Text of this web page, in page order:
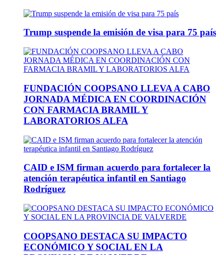
Trump suspende la emisión de visa para 75 país
FUNDACIÓN COOPSANO LLEVA A CABO
JORNADA MÉDICA EN COORDINACIÓN
CON FARMACIA BRAMIL Y
LABORATORIOS ALFA
CAID e ISM firman acuerdo para fortalecer la
atención terapéutica infantil en Santiago
Rodríguez
COOPSANO DESTACA SU IMPACTO
ECONÓMICO Y SOCIAL EN LA